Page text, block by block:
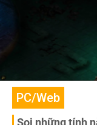
PC/Web
Soi những tính